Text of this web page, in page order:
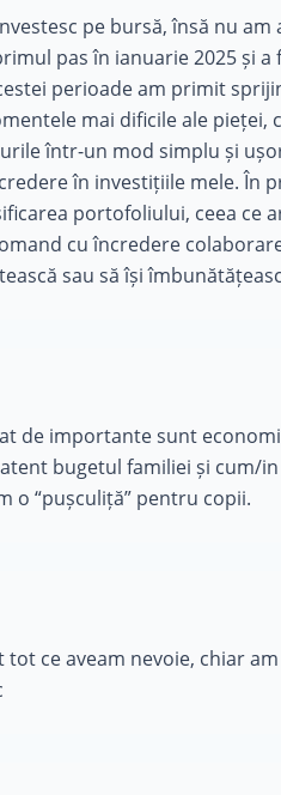
pe bursă, însă nu am
pas în ianuarie 2025 și
perioade am primit
mai dificile ale pieței,
într-un mod simplu și
în investițiile mele. În
portofoliului, ceea ce
cu încredere
sau să își
de importante sunt
bugetul familiei și cum/
o “pușculiță” pentru copii.
tot ce aveam nevoie, chiar